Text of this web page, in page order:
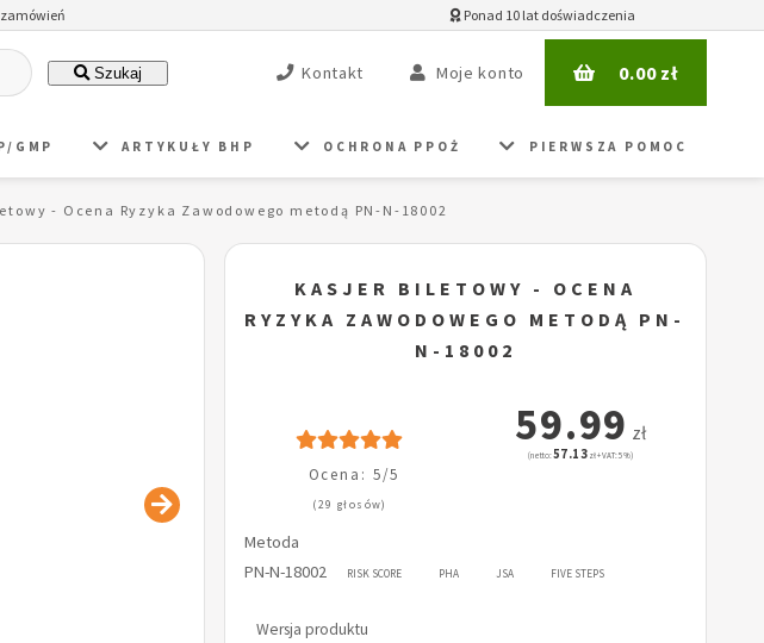
Ponad 10 lat doświadczenia
Szukaj Kontakt Moje konto 0.00zł
GMP ARTYKUŁY BHP OCHRONA PPOŻ PIERWSZA POMOC
- Ocena Ryzyka Zawodowego metodą PN-N-18002
KASJER BILETOWY - OCENA
RYZYKA ZAWODOWEGO METODĄ PN-
N-18002
Ocena: 5/5
(29 głosów)
59.99 zł
(netto:57.13 zł + VAT: 5%)
Metoda
PN-N-18002
RISK SCORE PHA JSA FIVE STEPS
Wersja produktu